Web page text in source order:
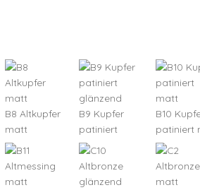
B8 Altkupfer
matt
B9 Kupfer
patiniert
B10
patiniert